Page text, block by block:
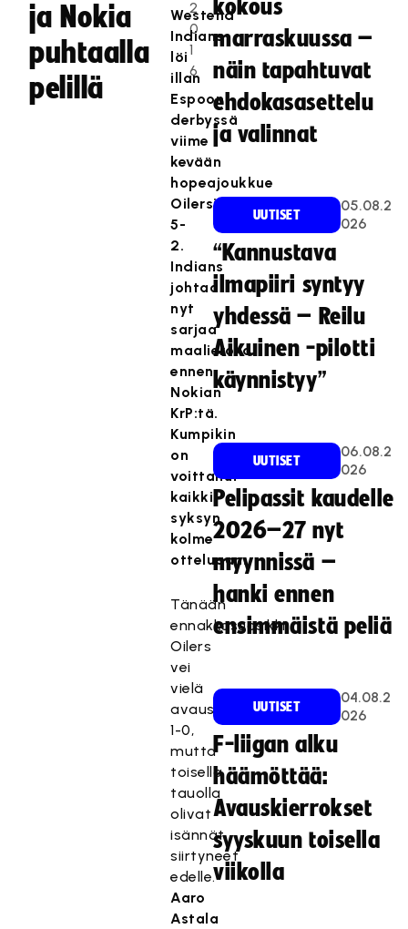
ja Nokia
puhtaalla
pelillä
2
0
1
6
Westend
Indians
löi
illan
Espoon
derbyssä
viime
kevään
hopeajoukkue
Oilersin
5-
2.
Indians
johtaa
nyt
sarjaa
maalierolla
ennen
Nokian
KrP:tä.
Kumpikin
on
voittanut
kaikki
syksyn
kolme
otteluaan.
Tänään
ennakkosuosikki
Oilers
vei
vielä
avauserän
1-0,
mutta
toisella
tauolla
olivat
isännät
siirtyneet
edelle.
Aaro
Astala
kokous
marraskuussa –
näin tapahtuvat
ehdokasasettelu
ja valinnat
UUTISET
05.08.2
026
“Kannustava
ilmapiiri syntyy
yhdessä – Reilu
Aikuinen -pilotti
käynnistyy”
UUTISET
06.08.2
026
Pelipassit kaudelle
2026–27 nyt
myynnissä –
hanki ennen
ensimmäistä peliä
UUTISET
04.08.2
026
F-liigan alku
häämöttää:
Avauskierrokset
syyskuun toisella
viikolla